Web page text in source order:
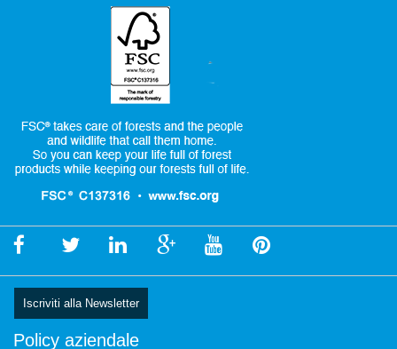
Iscriviti alla Newsletter
Policy aziendale